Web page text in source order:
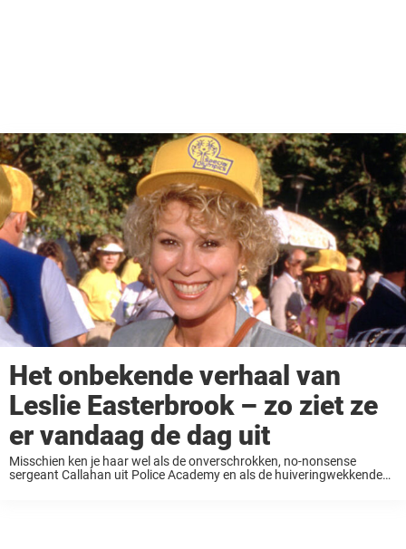
Het onbekende verhaal van
Leslie Easterbrook – zo ziet ze
er vandaag de dag uit
Misschien ken je haar wel als de onverschrokken, no-nonsense
sergeant Callahan uit Police Academy en als de huiveringwekkende